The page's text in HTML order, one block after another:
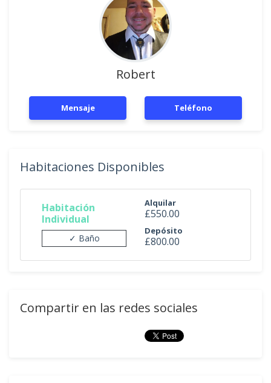
Robert
Mensaje Teléfono
Habitaciones Disponibles
Habitación
Individual
✓ Baño
Alquilar
£550.00
Depósito
£800.00
Compartir en las redes sociales